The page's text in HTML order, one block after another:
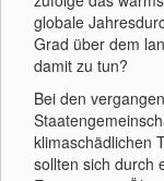
globale
Grad über dem
damit zu tun?
Bei den
klimaschädlichen
sollten sich durch